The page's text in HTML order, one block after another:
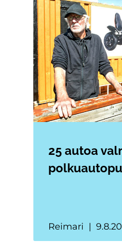
25 autoa
Reimari